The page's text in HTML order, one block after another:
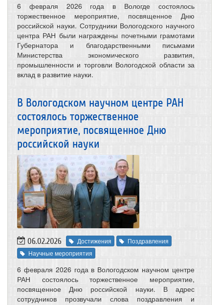
6 февраля 2026 года в Вологде состоялось
торжественное мероприятие, посвященное Дню
российской науки. Сотрудники Вологодского научного
центра РАН были награждены почетными грамотами
Губернатора и благодарственными письмами
Министерства экономического развития,
промышленности и торговли Вологодской области за
вклад в развитие науки.
В Вологодском научном центре РАН
состоялось торжественное
мероприятие, посвященное Дню
российской науки
06.02.2026 Достижения
Поздравления
Научные мероприятия
6 февраля 2026 года в Вологодском научном центре
РАН состоялось торжественное мероприятие,
посвященное Дню российской науки. В адрес
сотрудников прозвучали слова поздравления и